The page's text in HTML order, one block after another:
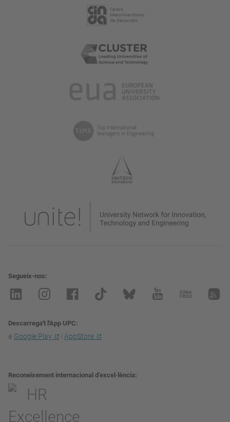
Segueix-nos
Descarrega't l'App UPC
a Google Play i AppStore
Reconeixement internacional d’excel·lència